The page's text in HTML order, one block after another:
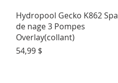
Aperçu rapide
Hydropool Gecko K862 Spa
de nage 3 Pompes
Overlay(collant)
Prix
54,99 $